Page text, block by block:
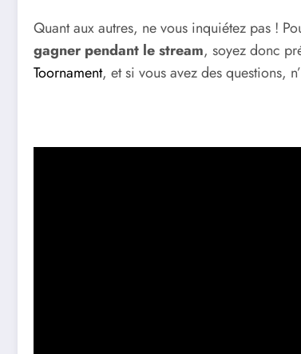
Quant aux autres, ne vous inquiétez pas !
gagner pendant le stream, soyez donc
Toornament, et si vous avez des questions,